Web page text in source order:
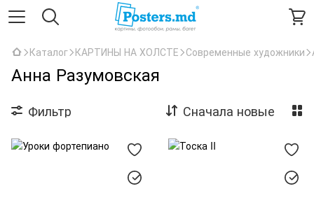
Каталог КАРТИНЫ НА ХОЛСТЕ Современные художники
Анна Разумовская
Фильтр Сначала новые